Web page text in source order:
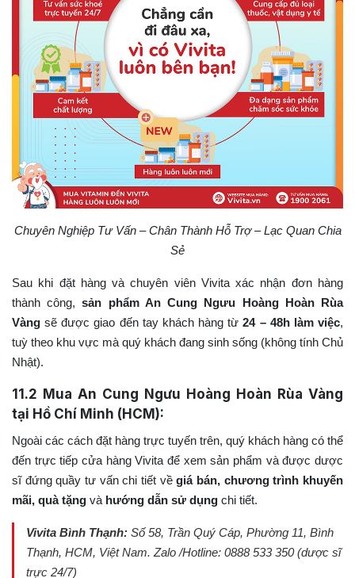
Chuyên Nghiệp Tư Vấn – Chân Thành Hỗ Trợ – Lạc Quan Chia
Sẻ
Sau khi đặt hàng và chuyên viên Vivita xác nhận đơn hàng
thành công,sản phẩm An Cung Ngưu Hoàng Hoàn Rùa
Vàng sẽ được giao đến tay khách hàng từ24 – 48h làm việc,
tuỳ theo khu vực mà quý khách đang sinh sống (không tính Chủ
Nhật).
11.2 Mua An Cung Ngưu Hoàng Hoàn Rùa Vàng
tại Hồ Chí Minh (HCM):
Ngoài các cách đặt hàng trực tuyến trên, quý khách hàng có thể
đến trực tiếp cửa hàng Vivita để xem sản phẩm và được dược
sĩ đứng quầy tư vấn chi tiết vềgiá bán, chương trình khuyến
mãi, quà tặng và hướng dẫn sử dụng chi tiết.
Vivita Bình Thạnh: Số 58, Trần Quý Cáp, Phường 11, Bình
Thạnh, HCM, Việt Nam. Zalo /Hotline: 0888 533 350 (dược sĩ
trực 24/7)